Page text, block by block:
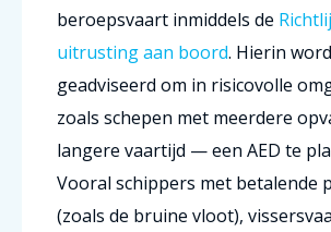
beroepsvaart inmiddels de
uitrusting aan boord. Hierin
geadviseerd om in risicovolle
zoals schepen met meerdere
langere vaartijd — een AED te
Vooral schippers met betalende
(zoals de bruine vloot),